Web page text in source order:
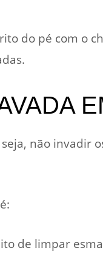
do pé com o
não invadir
de limpar